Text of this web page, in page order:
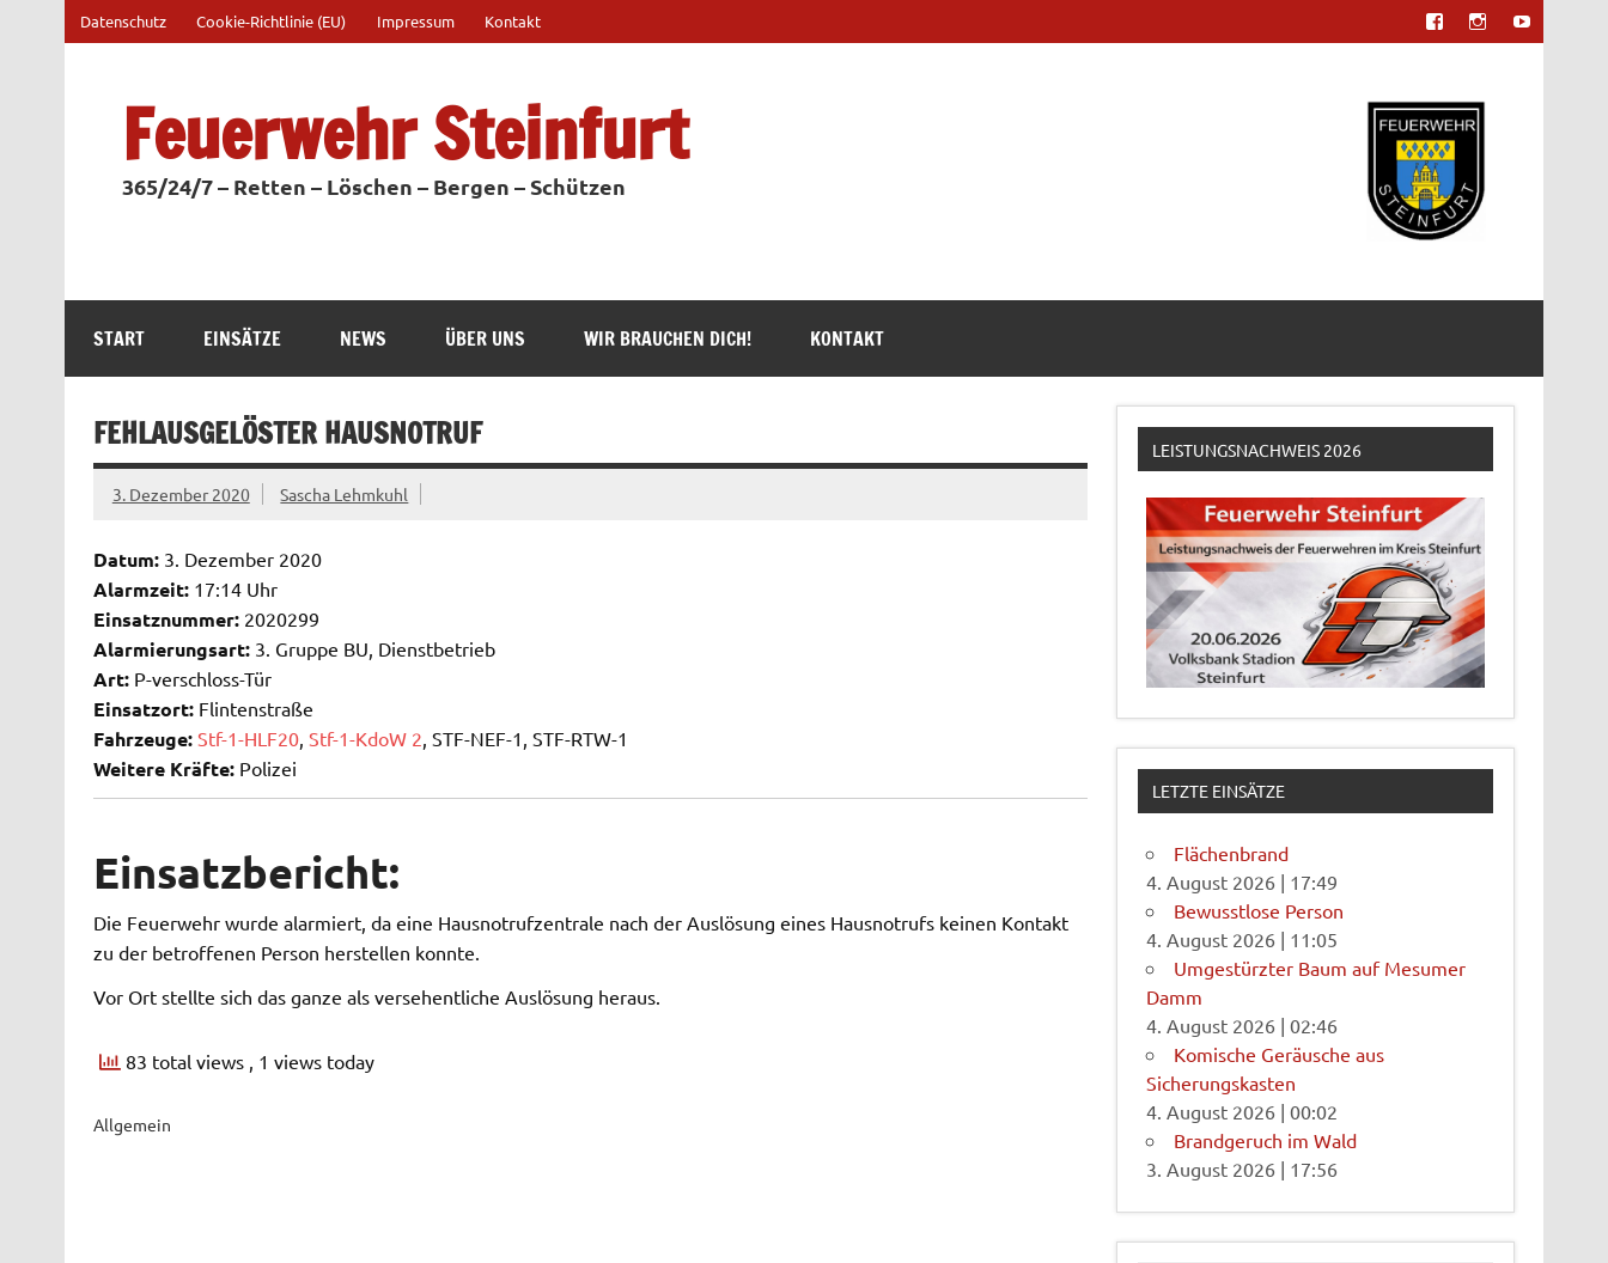
springen
Datenschutz Cookie-Richtlinie (EU) Impressum Kontakt
Feuerwehr Steinfurt
365/24/7 – Retten – Löschen – Bergen – Schützen
START EINSÄTZE NEWS ÜBER UNS WIR BRAUCHEN DICH! KONTAKT
FEHLAUSGELÖSTER HAUSNOTRUF
3. Dezember 2020 Sascha Lehmkuhl
Datum:3. Dezember 2020
Alarmzeit:17:14 Uhr
Einsatznummer:2020299
Alarmierungsart:3. Gruppe BU, Dienstbetrieb
Art:P-verschloss-Tür
Einsatzort:Flintenstraße
Fahrzeuge: Stf-1-HLF20, Stf-1-KdoW 2, STF-NEF-1, STF-RTW-1
Weitere Kräfte:Polizei
Einsatzbericht:
Die Feuerwehr wurde alarmiert, da eine Hausnotrufzentrale nach der Auslösung eines Hausnotrufs keinen Kontakt
zu der betroffenen Person herstellen konnte.
Vor Ort stellte sich das ganze als versehentliche Auslösung heraus.
83 total views , 1 views today
Allgemein
LEISTUNGSNACHWEIS 2026
LETZTE EINSÄTZE
Flächenbrand
4. August 2026 | 17:49
Bewusstlose Person
4. August 2026 | 11:05
Umgestürzter Baum auf Mesumer
Damm
4. August 2026 |02:46
Komische Geräusche aus
Sicherungskasten
4. August 2026 |00:02
Brandgeruch im Wald
3. August 2026 | 17:56